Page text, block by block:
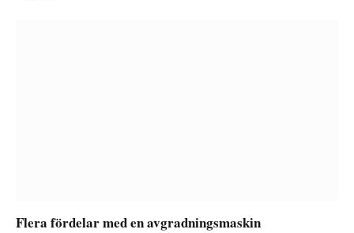
Flera fördelar med en avgradningsmaskin